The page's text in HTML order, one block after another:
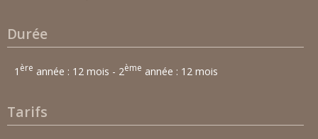
Durée
1 ère année : 12 mois - 2ème année : 12 mois
Tarifs